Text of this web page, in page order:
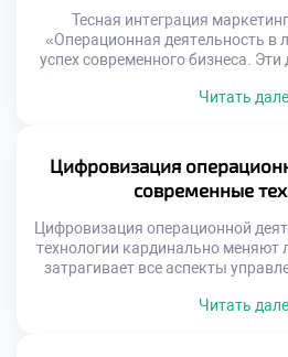
Тесная интеграция
«Операционная деятельность в
успех современного бизнеса. Эти
обещания формируют
Гармония между отделами
конкурентное преимущество
интересов между продажами и
классической
Читать
Цифровизация
современные
Цифровизация операционной
технологии кардинально меняют
затрагивает все аспекты
интеллектуальным системам.
Читать